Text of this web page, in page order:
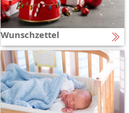
Wunschzettel